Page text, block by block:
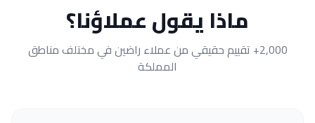
ماذا يقول عملاؤنا؟
2,000+ تقييم حقيقي من عملاء راضين في مختلف مناطق
المملكة